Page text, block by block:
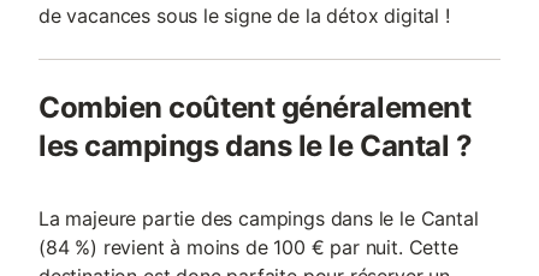
de vacances sous le signe de la détox digital !
Combien coûtent généralement
les campings dans le le Cantal ?
La majeure partie des campings dans le le Cantal
(84 %) revient à moins de 100 € par nuit. Cette